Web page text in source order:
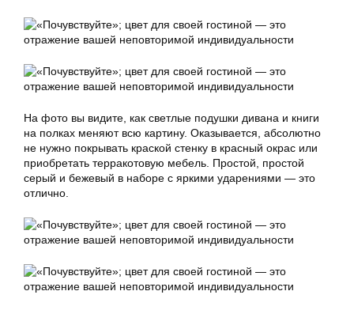
На фото вы видите, как светлые подушки дивана и книги
на полках меняют всю картину. Оказывается, абсолютно
не нужно покрывать краской стенку в красный окрас или
приобретать терракотовую мебель. Простой, простой
серый и бежевый в наборе с яркими ударениями — это
отлично.